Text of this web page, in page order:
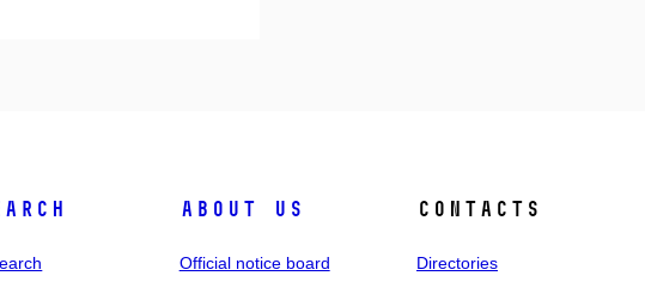
About us
Official notice board
Contacts
Directories